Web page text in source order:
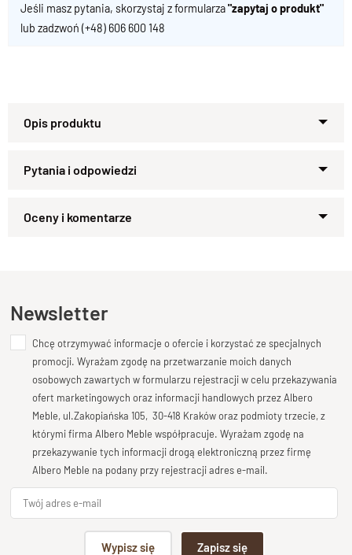
Jeśli masz pytania, skorzystaj z formularza"zapytaj o produkt"
lub zadzwoń (+48) 606 600 148
półkami to doskonały wybór dla osób ceniących sobie
mebel, który znajdzie swoje miejsce w
Specyfikacja techniczna modelu
Materiał
Model wykonany z drewna litego palisandru.
Wykończenie
Produkt został wykończony ekologicznym lakierem
półmatowym.
Styl
Regał zabudowany w stylu nowoczesnym.
Szerokość
Zapytaj o produkt
Dodaj opinię o produkcie
Twoja ocena
Bardzo dobry
Twoja opinia o produkcie
Podpis
Newsletter
Chcę otrzymywać informacje o ofercie i korzystać ze specjalnych
promocji. Wyrażam zgodę na przetwarzanie moich danych
osobowych zawartych w formularzu rejestracji w celu przekazywania
ofert marketingowych oraz informacji handlowych przez Albero
Meble, ul.Zakopiańska 105, 30-418 Kraków oraz podmioty trzecie, z
którymi firma Albero Meble współpracuje. Wyrażam zgodę na
przekazywanie tych informacji drogą elektroniczną przez firmę
Albero Meble na podany przy rejestracji adres e-mail.
Wypisz się Zapisz się